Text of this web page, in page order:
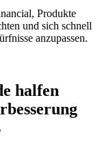
Produkte
und sich schnell
anzupassen.
halfen